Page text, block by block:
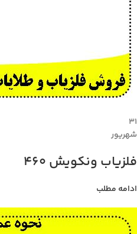
۳۱
شهریور
فلزیاب ونکویش 460
ادامه مطلب